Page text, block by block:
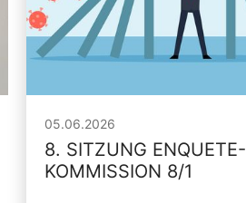
05.06.2026
8. SITZUNG ENQUETE-
KOMMISSION 8/1